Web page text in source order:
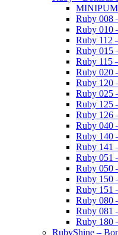
Ruby 008
Ruby 010
Ruby 112
Ruby 015
Ruby 115
Ruby 020
Ruby 120
Ruby 025
Ruby 125
Ruby 126
Ruby 040
Ruby 140
Ruby 141
Ruby 051
Ruby 050
Ruby 150
Ruby 151
Ruby 080
Ruby 081
Ruby 180
RubyShine –